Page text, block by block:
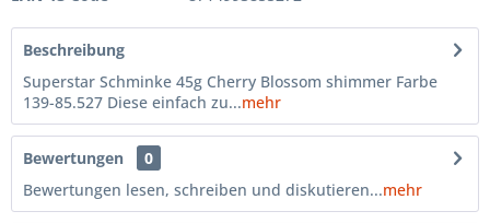
Beschreibung
Superstar Schminke 45g Cherry Blossom shimmer Farbe
139-85.527 Diese einfach zu...mehr
Bewertungen
0
Bewertungen lesen, schreiben und diskutieren...mehr